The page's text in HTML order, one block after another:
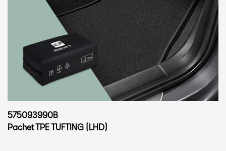
575093990B
Pachet TPE TUFTING (LHD)